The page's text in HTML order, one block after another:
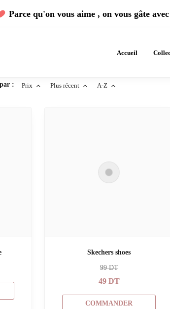
Parce qu'on vous aime , on vous gâte
Accueil
: Prix Plus récent A-Z
Skechers shoes
99DT
49DT
COMMANDER